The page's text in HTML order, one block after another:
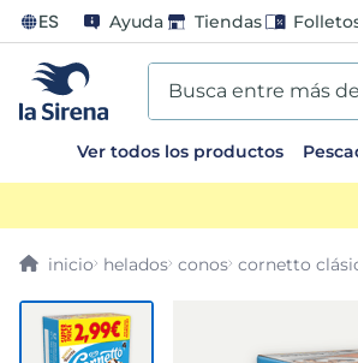
ES Ayuda Tiendas
Busca entre más de
Ver todos los productos
helados conos cornetto
TÉRMINOS MÁS BUSCADOS
1. helados sirena
3. patatas